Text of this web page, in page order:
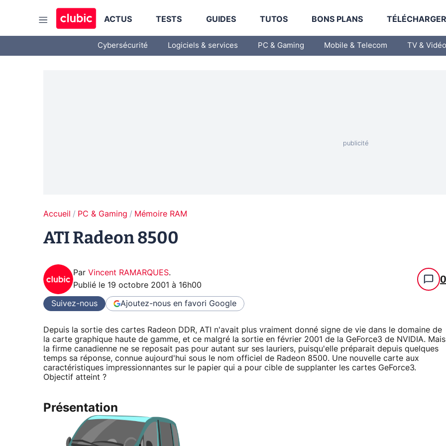
ACTUS TESTS GUIDES TUTOS BONS PLANS
Cybersécurité Logiciels & services PC & Gaming Mobile & Telecom TV & Vidéo
Accueil PC & Gaming Mémoire RAM
ATI Radeon 8500
Par Vincent RAMARQUES.
Publié le 19 octobre 2001 à 16h00 0
Suivez-nous Ajoutez-nous en favori Google
Depuis la sortie des cartes Radeon DDR, ATI n'avait plus vraiment donné signe de vie dans le domaine de
la carte graphique haute de gamme, et ce malgré la sortie en février 2001 de la GeForce3 de NVIDIA. Mais
la firme canadienne ne se reposait pas pour autant sur ses lauriers, puisqu'elle préparait depuis quelques
temps sa réponse, connue aujourd'hui sous le nom officiel de Radeon 8500. Une nouvelle carte aux
caractéristiques impressionnantes sur le papier qui a pour cible de supplanter les cartes GeForce3.
Objectif atteint ?
Présentation